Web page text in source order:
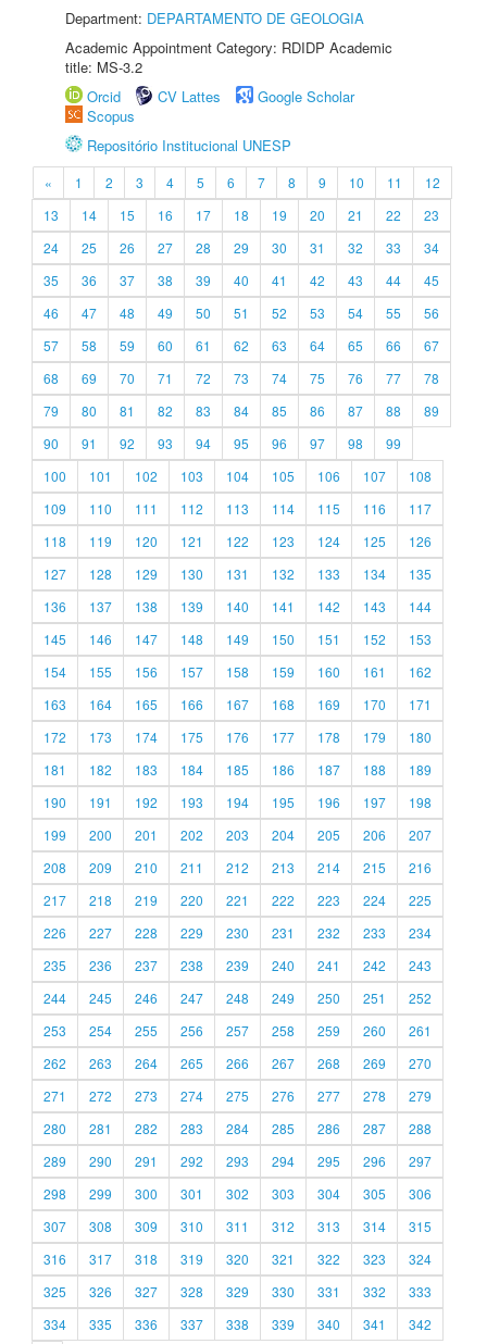
Department: DEPARTAMENTO DE GEOLOGIA
Academic Appointment Category: RDIDP Academic
title: MS-3.2
Orcid
CV Lattes
Google Scholar
Scopus
Repositório Institucional UNESP
« 1 2 3 4 5 6 7 8 9 10 11
12
13
14 15 16 17 18 19 20 21 22
23
24
25 26 27 28 29 30 31 32 33
34
35
36 37 38 39 40 41 42 43 44
45
46
47 48 49 50 51 52 53 54 55
56
57
58 59 60 61 62 63 64 65 66
67
68
69 70 71 72 73 74 75 76 77
78
79
80 81 82 83 84 85 86 87 88
89
90
91 92 93 94 95 96 97 98
99
100
101 102 103 104 105 106 107
108
109
110 111 112 113 114 115 116
117
118
119 120 121 122 123 124 125
126
127
128 129 130 131 132 133 134
135
136
137 138 139 140 141 142 143
144
145
146 147 148 149 150 151 152
153
154
155 156 157 158 159 160 161
162
163
164 165 166 167 168 169 170
171
172
173 174 175 176 177 178 179
180
181
182 183 184 185 186 187 188
189
190
191 192 193 194 195 196 197
198
199
200 201 202 203 204 205 206
207
208
209 210 211 212 213 214 215
216
217
218 219 220 221 222 223 224
225
226
227 228 229 230 231 232 233
234
235
236 237 238 239 240 241 242
243
244
245 246 247 248 249 250 251
252
253
254 255 256 257 258 259 260
261
262
263 264 265 266 267 268 269
270
271
272 273 274 275 276 277 278
279
280
281 282 283 284 285 286 287
288
289
290 291 292 293 294 295 296
297
298
299 300 301 302 303 304 305
306
307
308 309 310 311 312 313 314
315
316
317 318 319 320 321 322 323
324
325
326 327 328 329 330 331 332
333
334
335 336 337 338 339 340 341 342